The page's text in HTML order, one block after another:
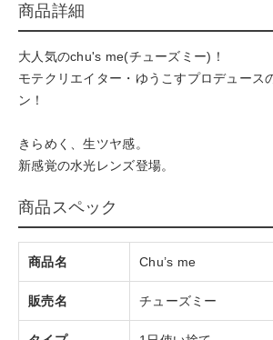
商品詳細
大人気のchu's me(チューズミー)！
モテクリエイター・ゆうこすプロデュース
ン！
きらめく、生ツヤ感。
新感覚の水光レンズ登場。
商品スペック
商品名 Chu’s me
販売名 チューズミー